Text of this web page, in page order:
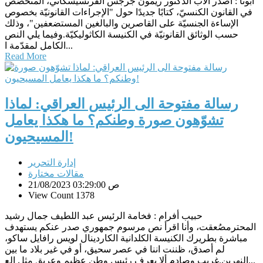
في القانون الكنسيّ، كتابًا جديدًا حول "الإجراءات القانونيّة بخصوص
الإساءة الجنسيّة على القاصرين والبالغين المستضعفين"، وذلك
حسب الوثائق القانونيّة في الكنيسة الكاثوليكيّة.وفيما يلي النص
الكامل لمقدّمة ا...
Read More
رسالة مفتوحة الى الرئيس العراقي: لماذا
تشوّهون صورة وطنكم؟ ما هكذا يعامل
المسيحيون!
إدارة التحرير
مقالات مختارة
21/08/2023 03:29:00 ص
View Count 1378
حبيب أفرام : فخامة الرئيس عبد اللطيف جمال رشيد
المحترمصُعقت، وأنا اقرأ نص مرسوم جمهوري صدر عنكم يستهدف
مباشرة بطريرك الكنيسة الكلدانية الكاردينال لويس رافايل ساكو،
لم أصدق، ظننت اننا في عصر سحيق، أو في غير بلاد ما بين
النهرين.غريب وصادم ألا يعرف رئيس وطن عظيم وعريق مثل الع...